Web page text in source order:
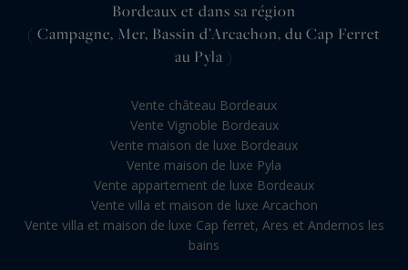
Bordeaux et dans sa région
( Campagne, Mer, Bassin d’Arcachon, du Cap Ferret
au Pyla )
Vente château Bordeaux
Vente Vignoble Bordeaux
Vente maison de luxe Bordeaux
Vente maison de luxe Pyla
Vente appartement de luxe Bordeaux
Vente villa et maison de luxe Arcachon
Vente villa et maison de luxe Cap ferret, Ares et Andernos les
bains